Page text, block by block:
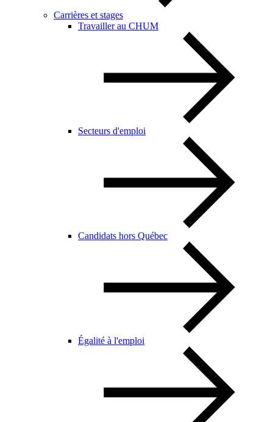
Carrières et stages
Travailler au CHUM
Secteurs d'emploi
Candidats hors Québec
Égalité à l'emploi